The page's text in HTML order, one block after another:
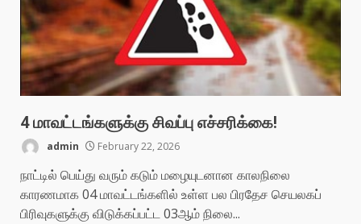
4 மாவட்டங்களுக்கு சிவப்பு எச்சரிக்கை!
admin February 22, 2026
நாட்டில் பெய்து வரும் கடும் மழையுடனான காலநிலை
காரணமாக 04 மாவட்டங்களில் உள்ள பல பிரதேச செயலகப்
பிரிவுகளுக்கு விடுக்கப்பட்ட 03ஆம் நிலை...